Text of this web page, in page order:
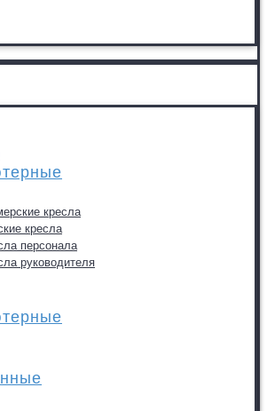
кресла
кресла
персонала
руководителя